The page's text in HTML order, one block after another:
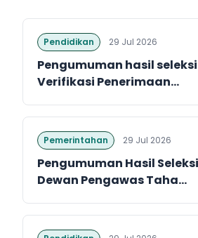
Pendidikan 29 Jul 2026
Pengumuman hasil
Verifikasi Penerimaan...
Pemerintahan 29 Jul 2026
Pengumuman Hasil
Dewan Pengawas Taha...